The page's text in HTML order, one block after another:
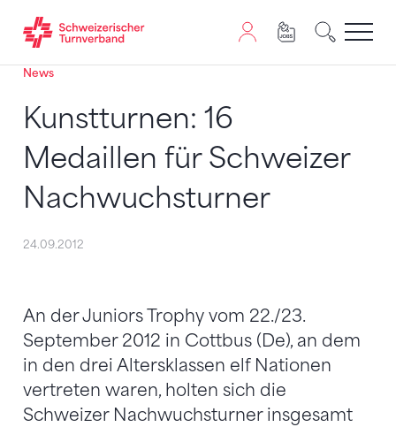
Zum Inhalt springen
Zur Sitemap navigieren
Zum Navigieren dieser Seite wird JavaScript benötigt.
News
Kunstturnen: 16
Medaillen für Schweizer
Nachwuchsturner
24.09.2012
An der Juniors Trophy vom 22./23.
September 2012 in Cottbus (De), an dem
in den drei Altersklassen elf Nationen
vertreten waren, holten sich die
Schweizer Nachwuchsturner insgesamt